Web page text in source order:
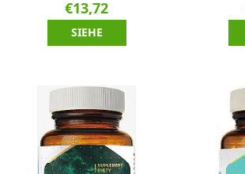
€13,72
SIEHE